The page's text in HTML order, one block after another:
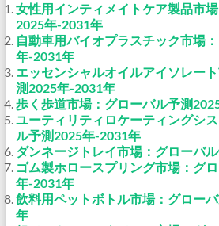
女性用インティメイトケア製品市
2025年-2031年
自動車用バイオプラスチック市場
年-2031年
エッセンシャルオイルアイソレー
測2025年-2031年
歩く歩道市場：グローバル予測
ユーティリティロケーティングシ
ル予測2025年-2031年
ダンネージトレイ市場：グローバ
ゴム製ホロースプリング市場：グ
年-2031年
飲料用ペットボトル市場：グロー
年